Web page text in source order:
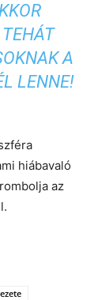
A
LENNE!
hiábavaló
az